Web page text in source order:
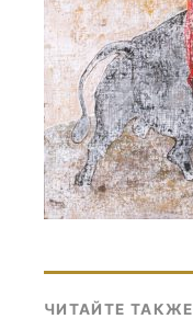
ЧИТАЙТЕ ТАКЖЕ